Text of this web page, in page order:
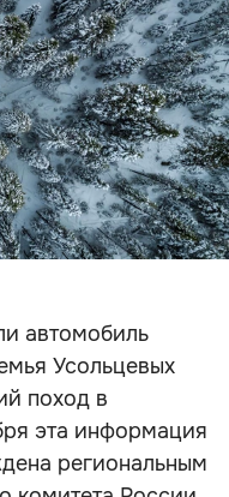
автомобиль
Усольцевых
поход в
эта информация
региональным